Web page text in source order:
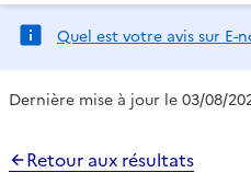
Quel est votre avis sur E-
Dernière mise à jour le 03/08/
Retour aux résultats